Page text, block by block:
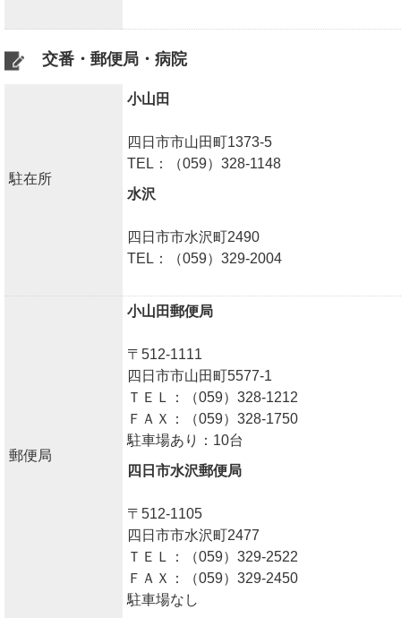
交番・郵便局・病院
駐在所
小山田
四日市市山田町1373-5
TEL：（059）328-1148
水沢
四日市市水沢町2490
TEL：（059）329-2004
郵便局
小山田郵便局
〒512-1111
四日市市山田町5577-1
ＴＥＬ：（059）328-1212
ＦＡＸ：（059）328-1750
駐車場あり：10台
四日市水沢郵便局
〒512-1105
四日市市水沢町2477
ＴＥＬ：（059）329-2522
ＦＡＸ：（059）329-2450
駐車場なし